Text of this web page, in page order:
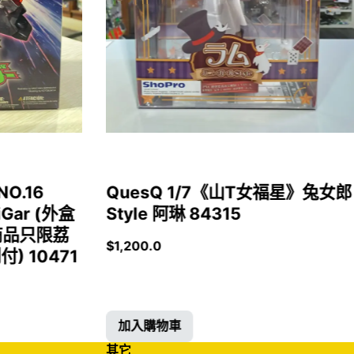
(外盒
只限荔
) 10471
QuesQ 1/7《山T女福星》兔女郎
Style 阿琳 84315
$1,200.0
加入購物車
其它